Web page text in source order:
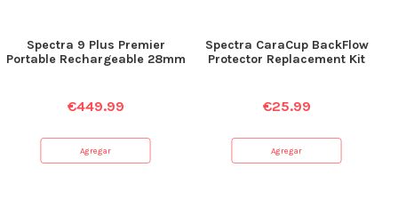
Spectra 9 Plus Premier
Portable Rechargeable 28mm
€449.99
Agregar
Spectra CaraCup BackFlow
Protector Replacement Kit
€25.99
Agregar